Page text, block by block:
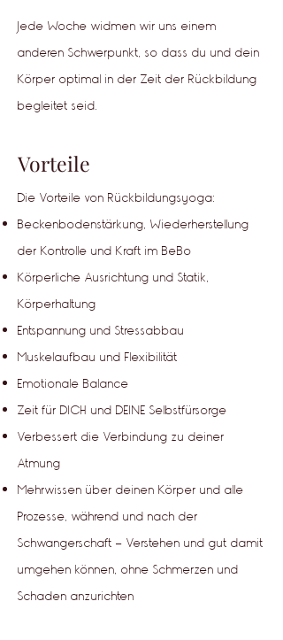
Jede Woche widmen wir uns einem
anderen Schwerpunkt, so dass du und dein
Körper optimal in der Zeit der Rückbildung
begleitet seid.
Vorteile
Die Vorteile von Rückbildungsyoga:
Beckenbodenstärkung, Wiederherstellung
der Kontrolle und Kraft im BeBo
Körperliche Ausrichtung und Statik,
Körperhaltung
Entspannung und Stressabbau
Muskelaufbau und Flexibilität
Emotionale Balance
Zeit für DICH und DEINE Selbstfürsorge
Verbessert die Verbindung zu deiner
Atmung
Mehrwissen über deinen Körper und alle
Prozesse, während und nach der
Schwangerschaft - Verstehen und gut damit
umgehen können, ohne Schmerzen und
Schaden anzurichten